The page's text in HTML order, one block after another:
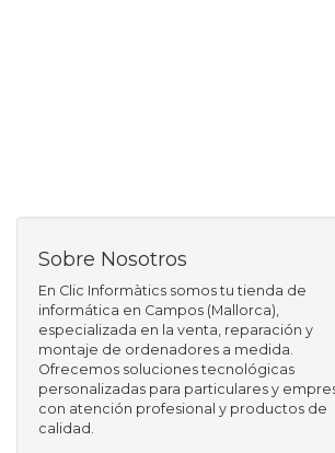
Sobre Nosotros
En Clic Informàtics somos tu tienda de
informática en Campos (Mallorca),
especializada en la venta, reparación y
montaje de ordenadores a medida.
Ofrecemos soluciones tecnológicas
personalizadas para particulares y
con atención profesional y productos de
calidad.